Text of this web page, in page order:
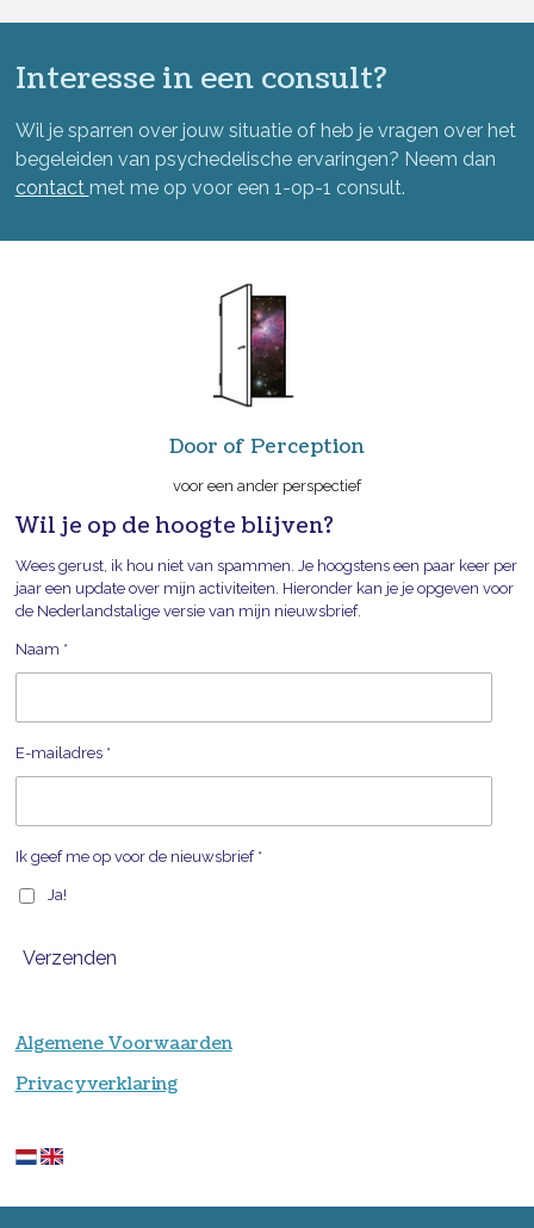
Interesse in een consult?
Wil je sparren over jouw situatie of heb je vragen over het
begeleiden van psychedelische ervaringen? Neem dan
contact met me op voor een 1-op-1 consult.
Door of Perception
voor een ander perspectief
Wil je op de hoogte blijven?
Wees gerust, ik hou niet van spammen. Je hoogstens een paar keer per
jaar een update over mijn activiteiten. Hieronder kan je je opgeven voor
de Nederlandstalige versie van mijn nieuwsbrief.
Naam *
E-mailadres *
Ik geef me op voor de nieuwsbrief *
Ja!
Verzenden
Algemene Voorwaarden
Privacyverklaring